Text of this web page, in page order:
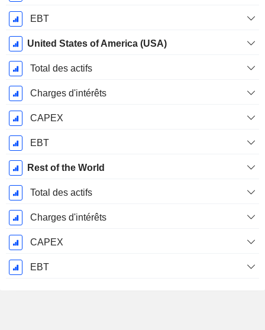
EBT
United States of America (USA)
Total des actifs
Charges d'intérêts
CAPEX
EBT
Rest of the World
Total des actifs
Charges d'intérêts
CAPEX
EBT